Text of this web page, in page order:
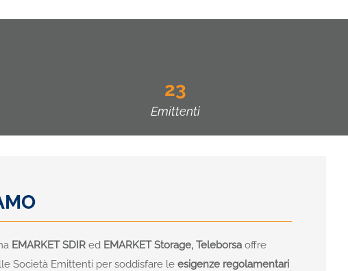
23
Emittenti
EMARKET SDIR ed EMARKET Storage, Teleborsa offre
Società Emittenti per soddisfare le esigenze regolamentari